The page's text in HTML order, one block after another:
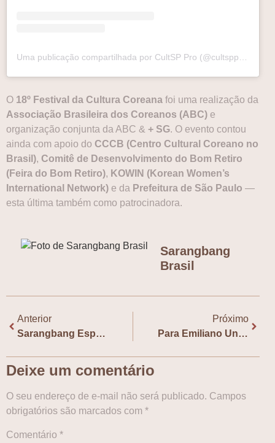
O 18º Festival da Cultura Coreana foi uma realização da
Associação Brasileira dos Coreanos (ABC) e
organização conjunta da ABC & + SG. O evento contou
ainda com apoio do CCCB (Centro Cultural Coreano no
Brasil), Comitê de Desenvolvimento do Bom Retiro
(Feira do Bom Retiro), KOWIN (Korean Women’s
International Network) e da Prefeitura de São Paulo —
esta última também como patrocinadora.
Sarangbang
Brasil
Anterior
Sarangbang Especial Han Kang: a Nobel coreana sob (nossos) olhares brasileiros
Próximo
Para Emiliano Unzer, história da Coreia tem muito a ensinar sobre resistência
Deixe um comentário
O seu endereço de e-mail não será publicado. Campos
obrigatórios são marcados com *
Comentário *